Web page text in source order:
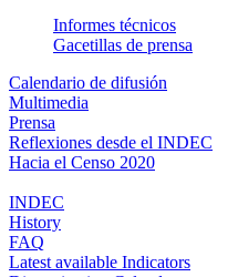
Informes técnicos
Gacetillas de prensa
Calendario de difusión
Multimedia
Prensa
Reflexiones desde el INDEC
Hacia el Censo 2020
INDEC
History
FAQ
Latest available Indicators